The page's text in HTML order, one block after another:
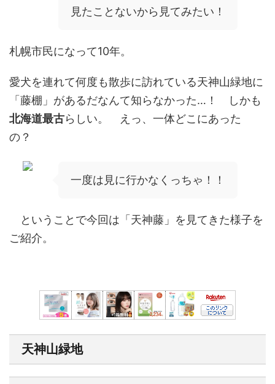
見たことないから見てみたい！
札幌市民になって10年。
愛犬を連れて何度も散歩に訪れている天神山緑地に
「 藤棚」 があるだなんて知らなかった…！ しかも
北海道最古らしい。 えっ、一体どこにあった
の？
一度は見に行かなくっちゃ！！
ということで今回は「天神藤」を見てきた様子を
ご紹介。
天神山緑地